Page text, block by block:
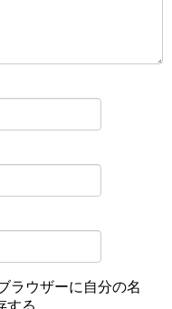
ラウザーに自分の名
る。